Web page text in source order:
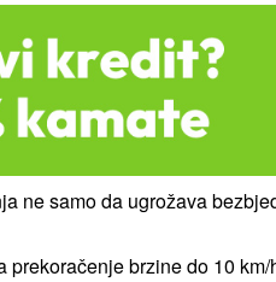
ne samo da ugrožava
prekoračenje brzine do 10